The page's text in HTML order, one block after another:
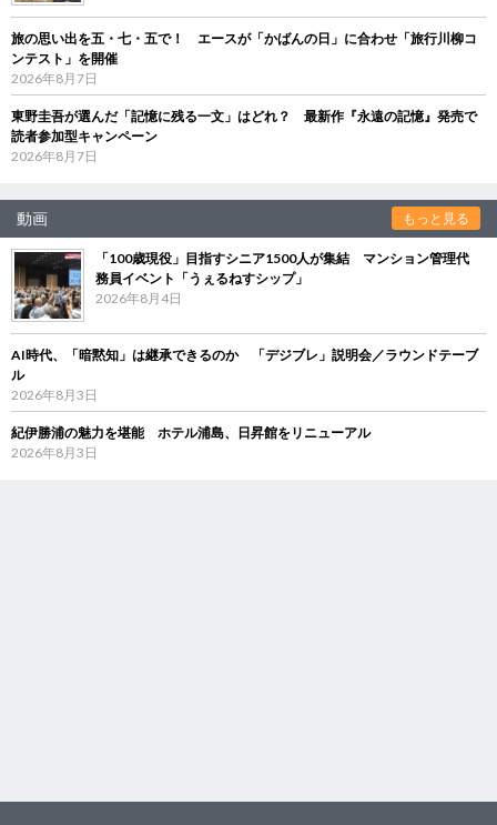
旅の思い出を五・七・五で！ エースが「かばんの日」に合わせ「旅行川柳コ
ンテスト」を開催
2026年8月7日
東野圭吾が選んだ「記憶に残る一文」はどれ？ 最新作『永遠の記憶』発売で
読者参加型キャンペーン
2026年8月7日
動画 もっと見る
「100歳現役」目指すシニア1500人が集結 マンション管理代
務員イベント「うぇるねすシップ」
2026年8月4日
AI時代、「暗黙知」は継承できるのか 「デジブレ」説明会／ラウンドテーブ
ル
2026年8月3日
紀伊勝浦の魅力を堪能 ホテル浦島、日昇館をリニューアル
2026年8月3日